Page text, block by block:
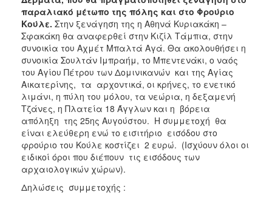
ΤΟΠΟΣ
ΠΟΛΙΤΙΣΜΟΣ
ΑΝΘΕΚΤΙΚΗ
ΠΟΛΗ
παραλιακό μέτωπο της πόλης και στο Φρούριο
Κούλε. Στην ξενάγηση της η Αθηνά Κυριακάκη –
Σφακάκη θα αναφερθεί στην Κιζίλ Τάμπια, στην
συνοικία του Αχμέτ Μπαλτά Αγά. Θα ακολουθήσει η
συνοικία Σουλτάν Ιμπραήμ, το Μπεντενάκι, ο ναός
του Αγίου Πέτρου των Δομινικανών και της Αγίας
Αικατερίνης, τα αρχοντικά, οι κρήνες, το ενετικό
λιμάνι, η πύλη του μόλου, τα νεώρια, η δεξαμενή
Τζάνες, η Πλατεία 18 Άγγλων και η βόρεια
απόληξη της 25ης Αυγούστου. Η συμμετοχή θα
είναι ελεύθερη ενώ το εισιτήριο εισόδου στο
φρούριο του Κούλε κοστίζει 2 ευρώ. (Ισχύουν όλοι οι
ειδικοί όροι που διέπουν τις εισόδους των
αρχαιολογικών χώρων).
Δηλώσεις συμμετοχής :